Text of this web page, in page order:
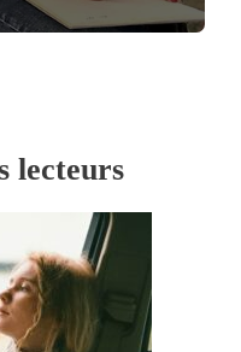
lecteurs